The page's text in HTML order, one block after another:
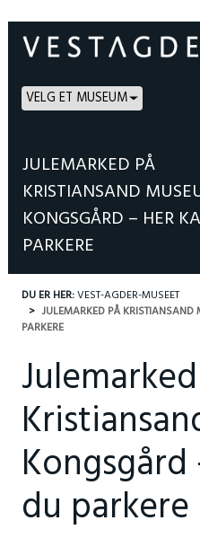
VELG ET MUSEUM
JULEMARKED PÅ
KRISTIANSAND
KONGSGÅRD – HER
PARKERE
DU ER HER:VEST-AGDER-MUSEET
JULEMARKED PÅ
PARKERE
du parkere